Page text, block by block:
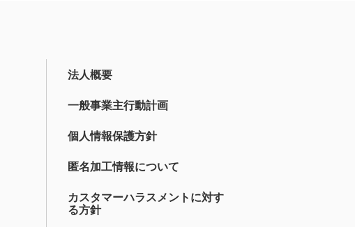
法人概要
一般事業主行動計画
個人情報保護方針
匿名加工情報について
カスタマーハラスメントに対す
る方針